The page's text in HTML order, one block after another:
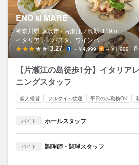
ENO si MARE
神奈川県 藤沢市 / 片瀬江ノ島駅 119m
イタリアン、パスタ、ワインバー
3.27 ～￥4,999 ～￥1,999
【片瀬江の島徒歩1分】イタリア
ニングスタッフ
個人経営 フルタイム歓迎 平日のみ勤務OK
バイト ホールスタッフ
バイト 調理師・調理スタッフ